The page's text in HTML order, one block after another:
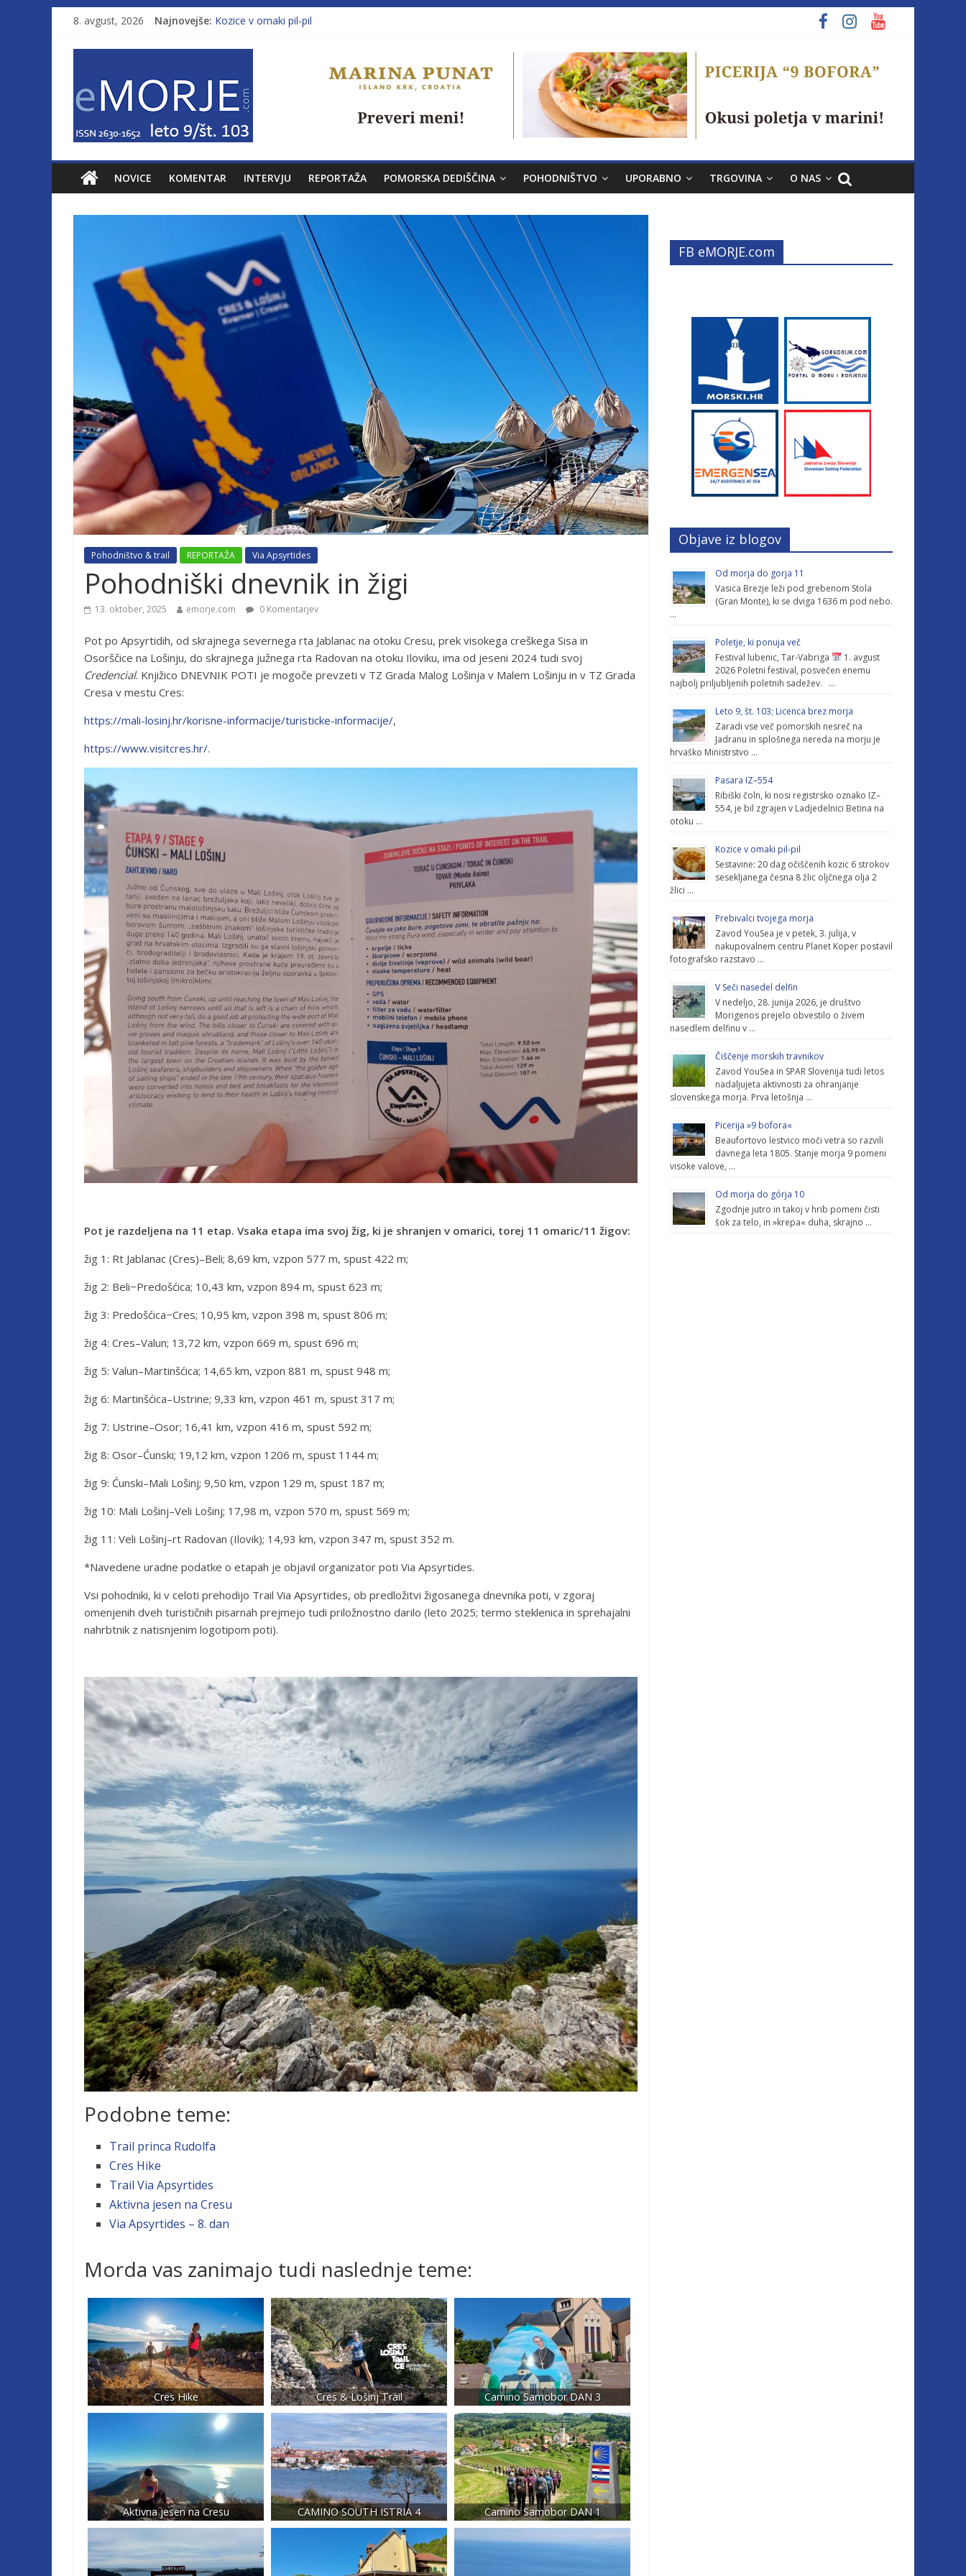
8. avgust, 2026 Najnovejše: Kozice v omaki pil-pil
Od morja do gorja 11
Poletje, ki ponuja več
NOVICE KOMENTAR INTERVJU REPORTAŽA POMORSKA DEDIŠČINA POHODNIŠTVO UPORABNO TRGOVINA O NAS
Pohodništvo & trail REPORTAŽA Via Apsyrtides
Pohodniški dnevnik in žigi
13. oktober, 2025 emorje.com 0 Komentarjev
Pot po Apsyrtidih, od skrajnega severnega rta Jablanac na otoku Cresu, prek visokega creškega Sisa in
Osorščice na Lošinju, do skrajnega južnega rta Radovan na otoku Iloviku, ima od jeseni 2024 tudi svoj
Credencial. Knjižico DNEVNIK POTI je mogoče prevzeti v TZ Grada Malog Lošinja v Malem Lošinju in v TZ Grada
Cresa v mestu Cres:
https://mali-losinj.hr/korisne-informacije/turisticke-informacije/,
https://www.visitcres.hr/.
Pot je razdeljena na 11 etap. Vsaka etapa ima svoj žig, ki je shranjen v omarici, torej 11 omaric/11 žigov:
žig 1: Rt Jablanac (Cres)–Beli; 8,69 km, vzpon 577 m, spust 422 m;
žig 2: Beli−Predošćica; 10,43 km, vzpon 894 m, spust 623 m;
žig 3: Predošćica−Cres; 10,95 km, vzpon 398 m, spust 806 m;
žig 4: Cres–Valun; 13,72 km, vzpon 669 m, spust 696 m;
žig 5: Valun–Martinšćica; 14,65 km, vzpon 881 m, spust 948 m;
žig 6: Martinšćica–Ustrine; 9,33 km, vzpon 461 m, spust 317 m;
žig 7: Ustrine–Osor; 16,41 km, vzpon 416 m, spust 592 m;
žig 8: Osor–Ćunski; 19,12 km, vzpon 1206 m, spust 1144 m;
žig 9: Ćunski–Mali Lošinj; 9,50 km, vzpon 129 m, spust 187 m;
žig 10: Mali Lošinj–Veli Lošinj; 17,98 m, vzpon 570 m, spust 569 m;
žig 11: Veli Lošinj–rt Radovan (Ilovik); 14,93 km, vzpon 347 m, spust 352 m.
*Navedene uradne podatke o etapah je objavil organizator poti Via Apsyrtides.
Vsi pohodniki, ki v celoti prehodijo Trail Via Apsyrtides, ob predložitvi žigosanega dnevnika poti, v zgoraj
omenjenih dveh turističnih pisarnah prejmejo tudi priložnostno darilo (leto 2025; termo steklenica in sprehajalni
nahrbtnik z natisnjenim logotipom poti).
Podobne teme:
Trail princa Rudolfa
Cres Hike
Trail Via Apsyrtides
Aktivna jesen na Cresu
Via Apsyrtides – 8. dan
Morda vas zanimajo tudi naslednje teme:
Cres Hike Cres & Lošinj Trail Camino Samobor DAN 3
Aktivna jesen na Cresu CAMINO SOUTH ISTRIA 4 Camino Samobor DAN 1
FB eMORJE.com
Objave iz blogov
Od morja do gorja 11
Vasica Brezje leži pod grebenom Stola
(Gran Monte), ki se dviga 1636 m pod nebo.
…
Poletje, ki ponuja več
Festival lubenic, Tar-Vabriga
1. avgust
2026 Poletni festival, posvečen enemu
najbolj priljubljenih poletnih sadežev. …
Leto 9, št. 103; Licenca brez morja
Zaradi vse več pomorskih nesreč na
Jadranu in splošnega nereda na morju je
hrvaško Ministrstvo …
Pasara IZ–554
Ribiški čoln, ki nosi registrsko oznako IZ–
554, je bil zgrajen v Ladjedelnici Betina na
otoku …
Kozice v omaki pil-pil
Sestavine: 20 dag očiščenih kozic 6 strokov
sesekljanega česna 8 žlic oljčnega olja 2
žlici …
Prebivalci tvojega morja
Zavod YouSea je v petek, 3. julija, v
nakupovalnem centru Planet Koper postavil
fotografsko razstavo …
V Seči nasedel delfin
V nedeljo, 28. junija 2026, je društvo
Morigenos prejelo obvestilo o živem
nasedlem delfinu v …
Čiščenje morskih travnikov
Zavod YouSea in SPAR Slovenija tudi letos
nadaljujeta aktivnosti za ohranjanje
slovenskega morja. Prva letošnja …
Picerija »9 bofora«
Beaufortovo lestvico moči vetra so razvili
davnega leta 1805. Stanje morja 9 pomeni
visoke valove, …
Od morja do górja 10
Zgodnje jutro in takoj v hrib pomeni čisti
šok za telo, in »krepa« duha, skrajno …